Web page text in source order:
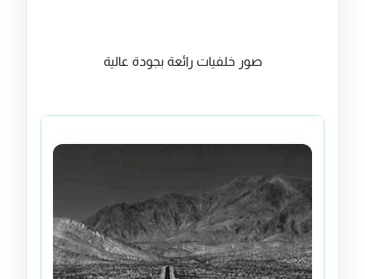
صور خلفيات رائعة بجودة عالية